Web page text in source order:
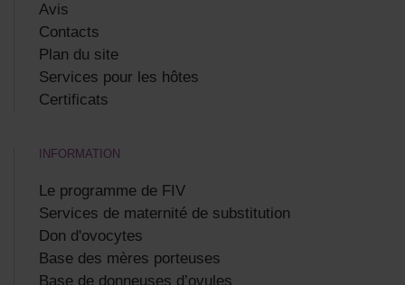
Avis
Contacts
Plan du site
Services pour les hôtes
Certificats
INFORMATION
Le programme de FIV
Services de maternité de substitution
Don d'ovocytes
Base des mères porteuses
Base de donneuses d’ovules